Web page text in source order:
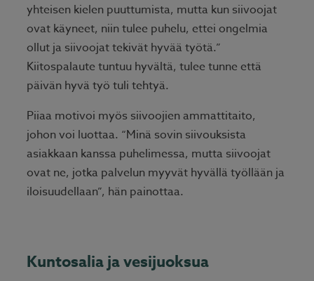
yhteisen kielen puuttumista, mutta kun siivoojat
ovat käyneet, niin tulee puhelu, ettei ongelmia
ollut ja siivoojat tekivät hyvää työtä.”
Kiitospalaute tuntuu hyvältä, tulee tunne että
päivän hyvä työ tuli tehtyä.
Piiaa motivoi myös siivoojien ammattitaito,
johon voi luottaa. “Minä sovin siivouksista
asiakkaan kanssa puhelimessa, mutta siivoojat
ovat ne, jotka palvelun myyvät hyvällä työllään ja
iloisuudellaan”, hän painottaa.
Kuntosalia ja vesijuoksua